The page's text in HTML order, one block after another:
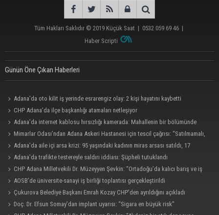
Adana’da aile içi arsa krizi: 95 yaşındaki kadının
miras arsası satıldı, 17 milyonun 13 milyonu
harcandı
Adana’da trafikte testereyle saldırı iddiası:
Şüpheli tutuklandı
Adana’da internet kablosu hırsızlığı kamerada:
Mahallenin bir bölümünde internet erişimi kesildi
Tüm Hakları Saklıdır © 2019 Küçük Saat | 0532 059 69 46 |
Haber Scripti
Günün Öne Çıkan Haberleri
Adana’da oto kilit iş yerinde esrarengiz olay: 2 kişi hayatını kaybetti
CHP Adana’da ilçe başkanlığı atamaları netleşiyor
Adana’da internet kablosu hırsızlığı kamerada: Mahallenin bir bölümünde
internet erişimi kesildi
Mimarlar Odası’ndan Adana Askeri Hastanesi için tescil çağrısı: “Satılmamalı,
amaç dışı kullanılmamalı”
Adana’da aile içi arsa krizi: 95 yaşındaki kadının miras arsası satıldı, 17
milyonun 13 milyonu harcandı
Adana’da trafikte testereyle saldırı iddiası: Şüpheli tutuklandı
CHP Adana Milletvekili Dr. Müzeyyen Şevkin: “Ortadoğu’da kalıcı barış ve iş
birliği sağlanmalı”
AOSB’de üniversite-sanayi iş birliği toplantısı gerçekleştirildi
Çukurova Belediye Başkanı Emrah Kozay CHP’den ayrıldığını açıkladı
Doç. Dr. Efsun Somay’dan implant uyarısı: “Sigara en büyük risk”